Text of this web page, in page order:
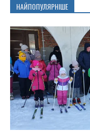
НАЙПОПУЛЯРНІШЕ